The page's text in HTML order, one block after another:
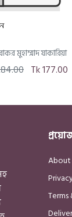
মুহাম্মাদ যাকারিয়া
Tk 177.00
About